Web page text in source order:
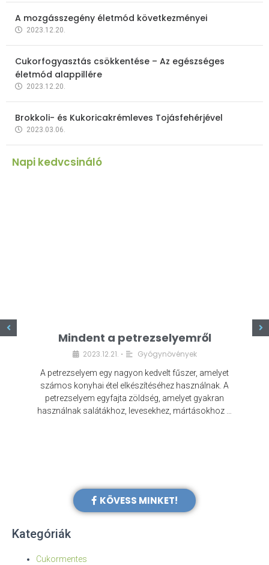
A mozgásszegény életmód következményei
2023.12.20.
Cukorfogyasztás csökkentése – Az egészséges
életmód alappillére
2023.12.20.
Brokkoli- és Kukoricakrémleves Tojásfehérjével
2023.03.06.
Napi kedvcsináló
Mindent a petrezselyemről
2023.12.21. • Gyógynövények
A petrezselyem egy nagyon kedvelt fűszer, amelyet
számos konyhai étel elkészítéséhez használnak. A
petrezselyem egyfajta zöldség, amelyet gyakran
használnak salátákhoz, levesekhez, mártásokhoz …
KÖVESS MINKET!
Kategóriák
Cukormentes